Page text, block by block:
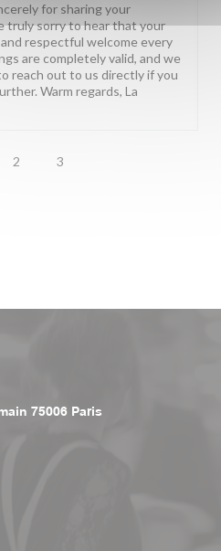
for sharing your
truly sorry to hear that your
respectful welcome every
are completely valid, and we
reach out to us directly if you
Warm regards, La
2 3
75006 Paris